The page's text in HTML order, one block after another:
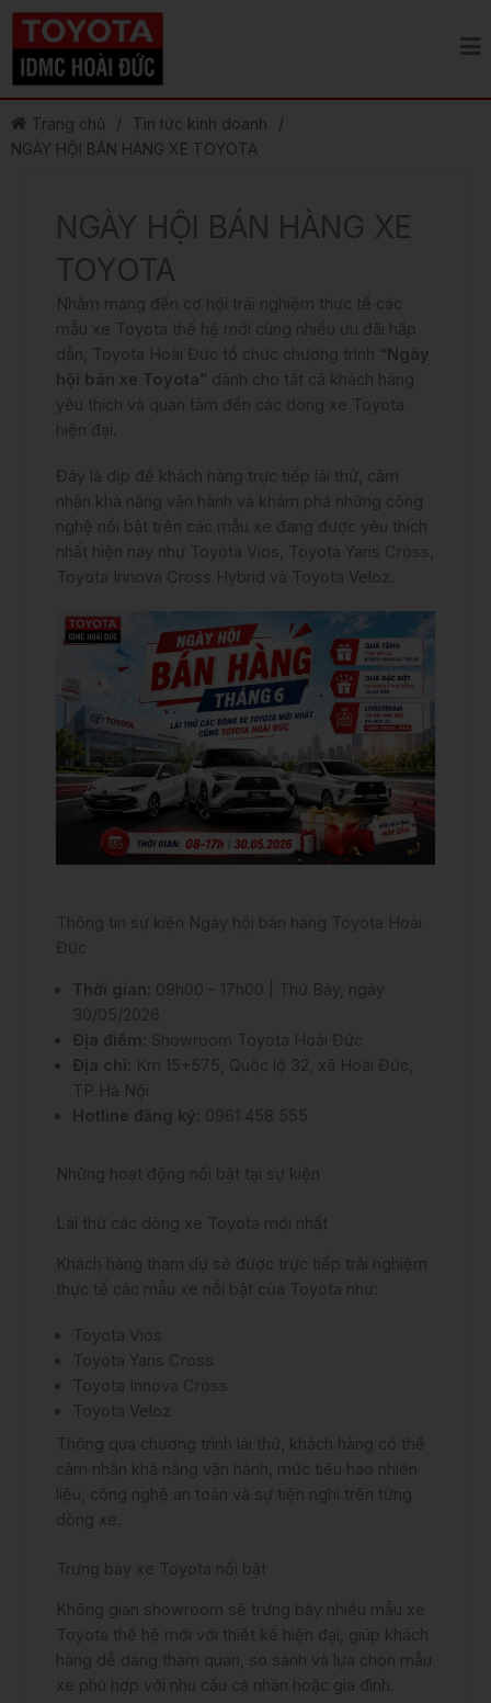
Nhảy
dung
Trang chủ / Tin tức kinh doanh
/
NGÀY HỘI BÁN HÀNG XE TOYOTA
NGÀY HỘI BÁN HÀNG XE
TOYOTA
Nhằm mang đến cơ hội trải nghiệm thực tế các
mẫu xe Toyota thế hệ mới cùng nhiều ưu đãi hấp
dẫn, Toyota Hoài Đức tổ chức chương trình “Ngày
hội bán xe Toyota” dành cho tất cả khách hàng
yêu thích và quan tâm đến các dòng xe Toyota
hiện đại.
Đây là dịp để khách hàng trực tiếp lái thử, cảm
nhận khả năng vận hành và khám phá những công
nghệ nổi bật trên các mẫu xe đang được yêu thích
nhất hiện nay như Toyota Vios, Toyota Yaris Cross,
Toyota Innova Cross Hybrid và Toyota Veloz.
Thông tin sự kiện Ngày hội bán hàng Toyota Hoài
Đức
Thời gian: 09h00 – 17h00 | Thứ Bảy, ngày
30/05/2026
Địa điểm:
Showroom Toyota Hoài Đức
Địa chỉ:
Km 15+575, Quốc lộ 32, xã Hoài Đức,
TP Hà Nội
Hotline đăng ký: 0961 458 555
Những hoạt động nổi bật tại sự kiện
Lái thử các dòng xe Toyota mới nhất
Khách hàng tham dự sẽ được trực tiếp trải nghiệm
thực tế các mẫu xe nổi bật của Toyota như:
Toyota Vios
Toyota Yaris Cross
Toyota Innova Cross
Toyota Veloz
Thông qua chương trình lái thử, khách hàng có thể
cảm nhận khả năng vận hành, mức tiêu hao nhiên
liệu, công nghệ an toàn và sự tiện nghi trên từng
dòng xe.
Trưng bày xe Toyota nổi bật
Không gian showroom sẽ trưng bày nhiều mẫu xe
Toyota thế hệ mới với thiết kế hiện đại, giúp khách
hàng dễ dàng tham quan, so sánh và lựa chọn mẫu
xe phù hợp với nhu cầu cá nhân hoặc gia đình.